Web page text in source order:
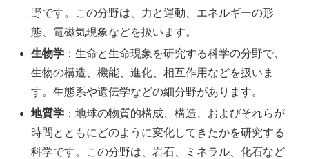
野です。この分野は、力と運動、エネルギーの形
態、電磁気現象などを扱います。
生物学 ：生命と生命現象を研究する科学の分野で、
生物の構造、機能、進化、相互作用などを扱いま
す。生態系や遺伝学などの細分野があります。
地質学 ：地球の物質的構成、構造、およびそれらが
時間とともにどのように変化してきたかを研究する
科学です。この分野は、岩石、ミネラル、化石など